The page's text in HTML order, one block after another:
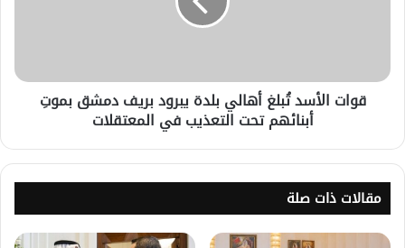
قوات الأسد تُبلغ أهالي بلدة يبرود بريف دمشق بموتِ
أبنائهم تحت التعذيب في المعتقلات
مقالات ذات صلة